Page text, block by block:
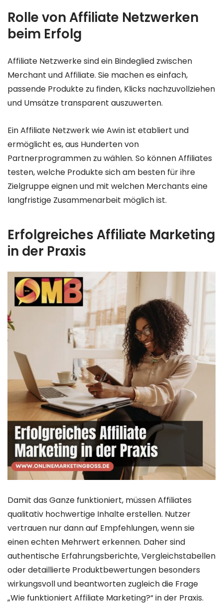
Rolle von Affiliate Netzwerken
beim Erfolg
Affiliate Netzwerke sind ein Bindeglied zwischen
Merchant und Affiliate. Sie machen es einfach,
passende Produkte zu finden, Klicks nachzuvollziehen
und Umsätze transparent auszuwerten.
Ein Affiliate Netzwerk wie Awin ist etabliert und
ermöglicht es, aus Hunderten von
Partnerprogrammen zu wählen. So können Affiliates
testen, welche Produkte sich am besten für ihre
Zielgruppe eignen und mit welchen Merchants eine
langfristige Zusammenarbeit möglich ist.
Erfolgreiches Affiliate Marketing
in der Praxis
Damit das Ganze funktioniert, müssen Affiliates
qualitativ hochwertige Inhalte erstellen. Nutzer
vertrauen nur dann auf Empfehlungen, wenn sie
einen echten Mehrwert erkennen. Daher sind
authentische Erfahrungsberichte, Vergleichstabellen
oder detaillierte Produktbewertungen besonders
wirkungsvoll und beantworten zugleich die Frage
„Wie funktioniert Affiliate Marketing?“ in der Praxis.